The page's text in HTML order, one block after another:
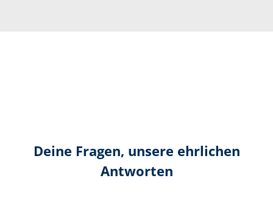
Zertifizierung gemäß:
20345:2022+A1:2024 S1 PS
HI CI SC SR HRO FO
Deine Fragen, unsere ehrlichen
Antworten